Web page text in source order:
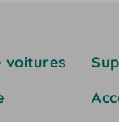
voitures